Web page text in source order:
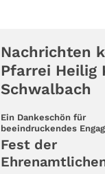
Nachrichten
Pfarrei Heilig
Schwalbach
Ein Dankeschön für
beeindruckendes
Fest der